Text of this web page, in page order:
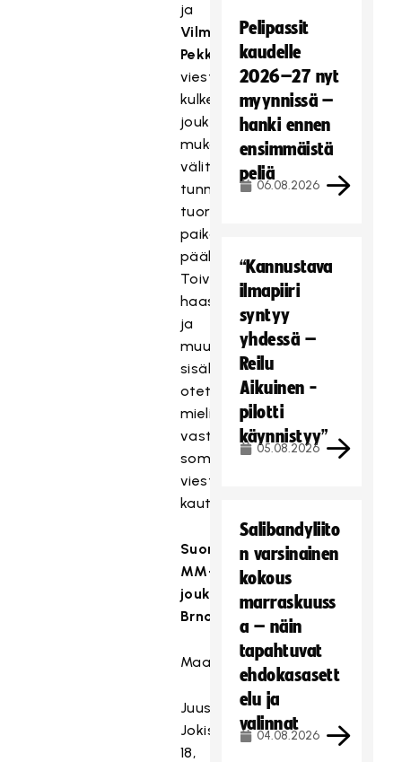
ja
Vilma
Pekkala
liiton
viestinnästä
kulkee
joukkueen
mukana
välittämässä
tunnelmat
tuoreeltaan
paikan
päältä.
Toiveita
haastateltavista
ja
muusta
sisällöstä
otetaan
mielihyvin
vastaan
somen
viestikanavien
kautta.
Suomen
MM-
joukkue
Brnossa:
Maalivahdit
Juuso
Jokisalo,
18,
Pelipassit
kaudelle
2026–27 nyt
myynnissä –
hanki ennen
ensimmäistä
peliä
06.08.2026
“Kannustava
ilmapiiri
syntyy
yhdessä –
Reilu
Aikuinen -
pilotti
käynnistyy”
05.08.2026
Salibandyliito
n varsinainen
kokous
marraskuuss
a – näin
tapahtuvat
ehdokasasett
elu ja
valinnat
04.08.2026